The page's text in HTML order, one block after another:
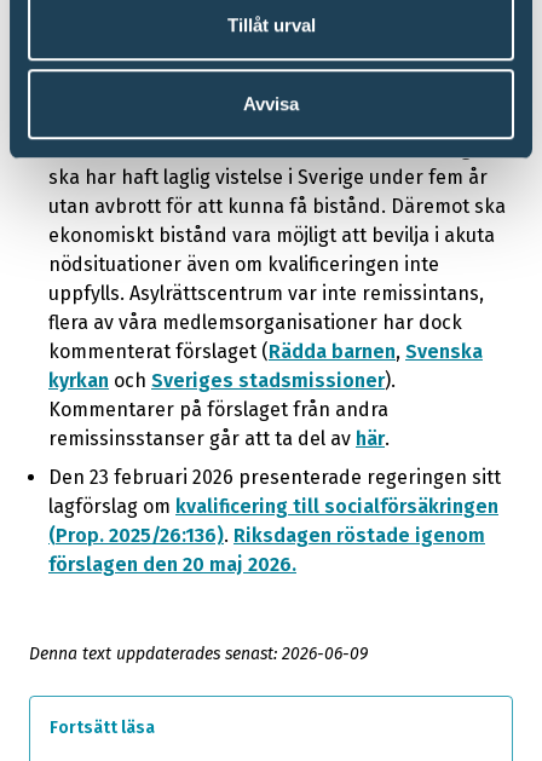
Tillåt urval
Avvisa
gälla alla som flyttar till Sverige från ett land
utanför EU/EES, oavsett medborgarskap. Slutligen
bistånd. Förslaget innebär att den som inte är –
eller ska likabehandlas med – svensk medborgare
ska har haft laglig vistelse i Sverige under fem år
utan avbrott för att kunna få bistånd. Däremot ska
ekonomiskt bistånd vara möjligt att bevilja i akuta
nödsituationer även om kvalificeringen inte
uppfylls. Asylrättscentrum var inte remissintans,
flera av våra medlemsorganisationer har dock
kommenterat förslaget (Rädda barnen, Svenska
kyrkan och Sveriges stadsmissioner).
Kommentarer på förslaget från andra
remissinsstanser går att ta del av här.
Den 23 februari 2026 presenterade regeringen sitt
lagförslag om kvalificering till socialförsäkringen
(Prop. 2025/26:136). Riksdagen röstade igenom
förslagen den 20 maj 2026.
Denna text uppdaterades senast: 2026-06-09
Fortsätt läsa